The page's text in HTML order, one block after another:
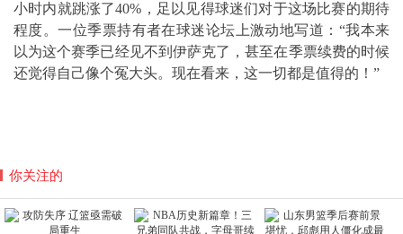
小时内就跳涨了40%，足以见得球迷们对于这场比赛的期待
程度。一位季票持有者在球迷论坛上激动地写道：“我本来
以为这个赛季已经见不到伊萨克了，甚至在季票续费的时候
还觉得自己像个冤大头。现在看来，这一切都是值得的！”
你关注的